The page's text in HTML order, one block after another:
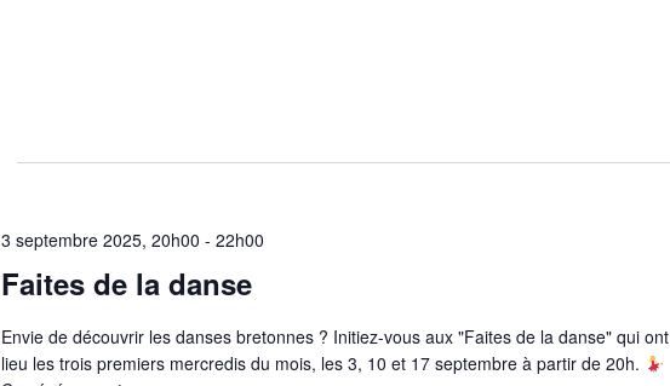
3 septembre 2025, 20h00 - 22h00
Faites de la danse
Envie de découvrir les danses bretonnes ? Initiez-vous aux "Faites de la danse" qui ont
lieu les trois premiers mercredis du mois, les 3, 10 et 17 septembre à partir de 20h.